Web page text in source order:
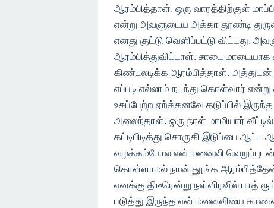
ஆரம்பித்தாள். ஒரு வாரத்திற்குள்
என்று அவளுடைய அக்கா தூண்டி
எனது குட்டு வெளிப்பட்டு
ஆரம்பித்துவிட்டாள். சாடை
கிண்டலடிக்க ஆரம்பித்தாள்.
எப்படி எல்லாம் நடந்து கொள்வார்
உசுப்பேற்ற ஏற்க்கனவே கடுப்பில்
அலைந்தாள். ஒரு நாள் மாமியார்
கட்டிபிடித்து சொருகி இடுப்பை ஆட்ட
வழக்கம்போல என் மனைவி
கொள்ளாமல் நான் தூங்க
எனக்கு திடீரென்று நள்ளிரவில் பாத்
படுத்து இருந்த என் மனைவியை